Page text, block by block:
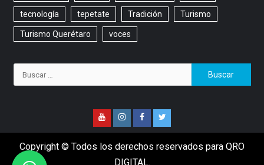
tecnología tepetate Tradición Turismo
Turismo Querétaro voces
Copyright © Todos los derechos reservados para QRO
DIGITAL.